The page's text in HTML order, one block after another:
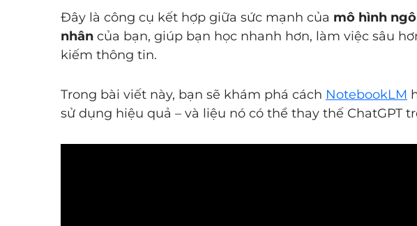
Đây là công cụ kết hợp giữa sức mạnh của mô hình
nhân của bạn, giúp bạn học nhanh hơn, làm việc sâu
kiếm thông tin.
Trong bài viết này, bạn sẽ khám phá cách NotebookLM
sử dụng hiệu quả – và liệu nó có thể thay thế ChatGPT